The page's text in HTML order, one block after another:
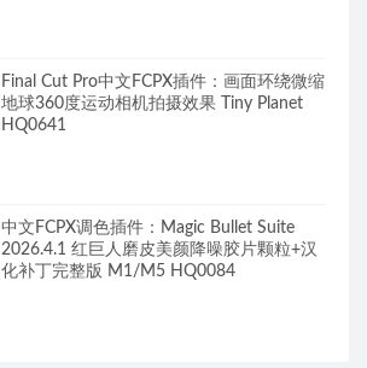
Final Cut Pro中文FCPX插件：画面环绕微缩
地球360度运动相机拍摄效果 Tiny Planet
HQ0641
中文FCPX调色插件：Magic Bullet Suite
2026.4.1 红巨人磨皮美颜降噪胶片颗粒+汉
化补丁完整版 M1/M5 HQ0084